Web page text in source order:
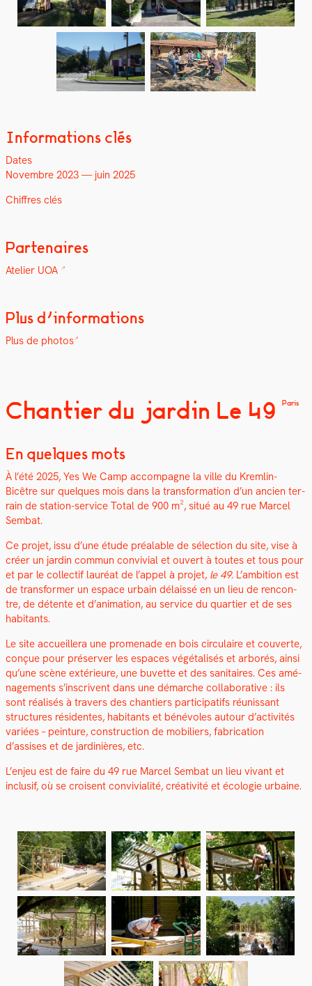
Informations clés
Dates
Novem­bre 2023 — juin 2025
Chiffres clés
Partenaires
Ate­lier UOA
Plus d’informations
Plus de pho­tos
Chantier du jardin Le 49 Paris
En quelques mots
À l’été 2025, Yes We Camp accom­pa­gne la ville du Krem­lin-
Bicêtre sur quelques mois dans la trans­for­ma­tion d’un ancien ter­
rain de sta­tion-ser­vice Total de 900 m², situé au 49 rue Mar­cel
Sem­bat.
Ce pro­jet, issu d’une étude préal­able de sélec­tion du site, vise à
créer un jardin com­mun con­vivial et ouvert à toutes et tous pour
et par le col­lec­tif lau­réat de l’appel à pro­jet, le 49. L’ambition est
de trans­former un espace urbain délais­sé en un lieu de ren­con­
tre, de détente et d’animation, au ser­vice du quarti­er et de ses
habi­tants.
Le site accueillera une prom­e­nade en bois cir­cu­laire et cou­verte,
conçue pour préserv­er les espaces végé­tal­isés et arborés, ain­si
qu’une scène extérieure, une buvette et des san­i­taires. Ces amé­
nage­ments s’inscrivent dans une démarche col­lab­o­ra­tive : ils
sont réal­isés à tra­vers des chantiers par­tic­i­pat­ifs réu­nis­sant
struc­tures rési­dentes, habi­tants et bénév­oles autour d’activités
var­iées – pein­ture, con­struc­tion de mobiliers, fab­ri­ca­tion
d’assises et de jar­dinières, etc.
L’enjeu est de faire du 49 rue Mar­cel Sem­bat un lieu vivant et
inclusif, où se croisent con­vivi­al­ité, créa­tiv­ité et écolo­gie urbaine.